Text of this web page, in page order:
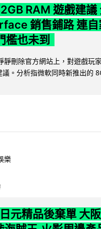
RAM 遊戲建議
銷售鋪路 連自
也未到
刪除官方網站上，對遊戲玩
。分析指微軟同時新推出的
樂
元精品後棄單 大